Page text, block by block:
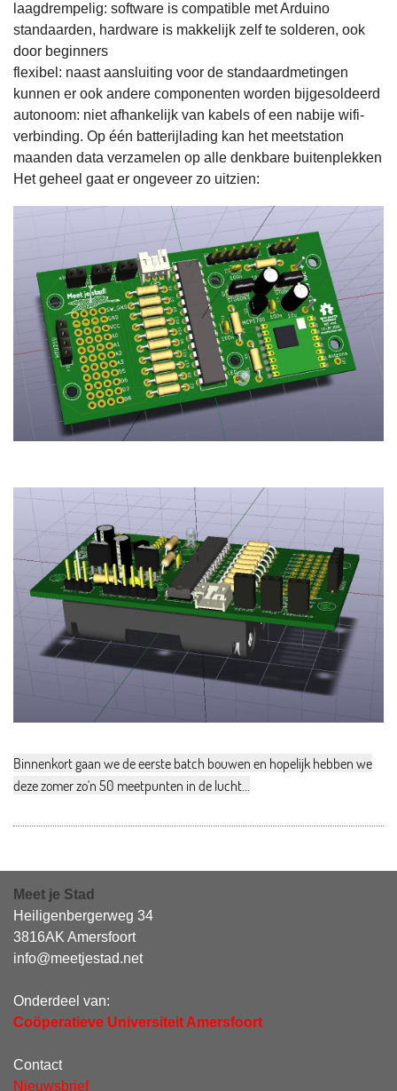
laagdrempelig: software is compatible met Arduino
standaarden, hardware is makkelijk zelf te solderen, ook
door beginners
flexibel: naast aansluiting voor de standaardmetingen
kunnen er ook andere componenten worden bijgesoldeerd
autonoom: niet afhankelijk van kabels of een nabije wifi-
verbinding. Op één batterijlading kan het meetstation
maanden data verzamelen op alle denkbare buitenplekken
Het geheel gaat er ongeveer zo uitzien:
Binnenkort gaan we de eerste batch bouwen en hopelijk hebben we
deze zomer zo'n 50 meetpunten in de lucht...
Meet je Stad
Heiligenbergerweg 34
3816AK Amersfoort
info@meetjestad.net
Onderdeel van:
Coöperatieve Universiteit Amersfoort
Contact
Nieuwsbrief